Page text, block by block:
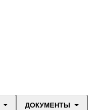
ДОКУМЕНТЫ